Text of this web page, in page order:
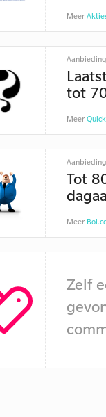
Meer
tot
Meer
Tot
Meer
Zelf